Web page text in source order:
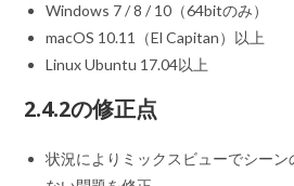
Windows 7 / 8 / 10（64bitのみ）
macOS 10.11（El Capitan）以上
Linux Ubuntu 17.04以上
2.4.2の修正点
状況によりミックスビューでシー